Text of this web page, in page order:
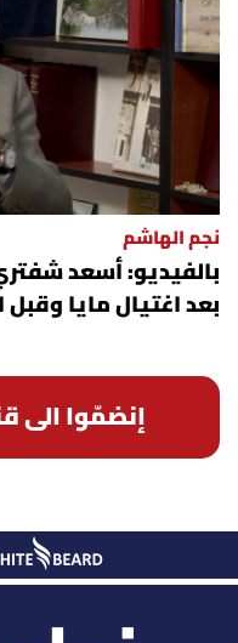
نجم الهاشم
بعد اغتيال مايا وقبل
إنضمّوا الى